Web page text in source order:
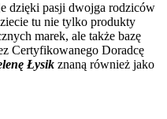
dzięki pasji dwojga rodziców
tu nie tylko produkty
marek, ale także bazę
Certyfikowanego Doradcę
Łysik znaną również jako